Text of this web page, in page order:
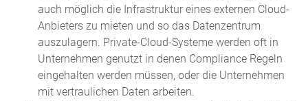
auch möglich die Infrastruktur eines externen Cloud-
Anbieters zu mieten und so das Datenzentrum
auszulagern. Private-Cloud-Systeme werden oft in
Unternehmen genutzt in denen Compliance Regeln
eingehalten werden müssen, oder die Unternehmen
mit vertraulichen Daten arbeiten.